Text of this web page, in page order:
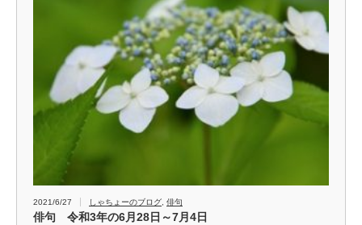
2021/6/27 しゃちょーのブログ 俳句
俳句 令和3年の6月28日～7月4日